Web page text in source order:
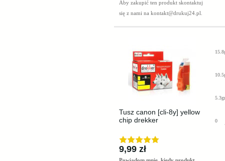
Aby zakupić ten produkt skontaktuj
się z nami na kontakt@drukuj24.pl
Tusz canon [cli-8y] yellow
chip drekker
9,99 zł
5.3gr
0